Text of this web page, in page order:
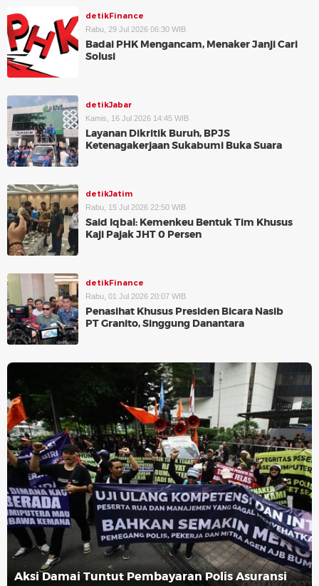
detikFinance
Rabu, 29 Jul 2026 06:30 WIB
Badai PHK Mengancam, Menaker Janji Cari
Solusi
detikJabar
Kamis, 16 Jul 2026 14:45 WIB
Layanan Dikritik Buruh, BPJS
Ketenagakerjaan Sukabumi Buka Suara
detikJatim
Rabu, 15 Jul 2026 22:50 WIB
Said Iqbal: Kemenkeu Bentuk Tim Khusus
Kaji Pajak JHT 0 Persen
detikFinance
Rabu, 01 Jul 2026 20:07 WIB
Penasihat Khusus Presiden Bicara Nasib
PT Granito, Singgung Danantara
Aksi Damai Tuntut Pembayaran Polis Asuransi